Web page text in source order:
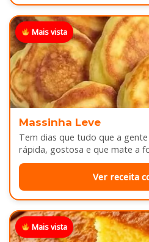
Mais vista
Massinha Leve
Tem dias que tudo que a
rápida, gostosa e que mate a
Ver receita
Mais vista